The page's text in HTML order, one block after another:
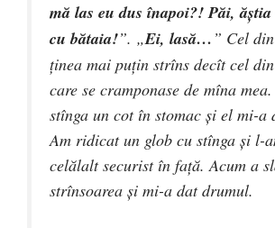
mă las eu dus înapoi?! Păi,
cu bătaia!”. „Ei, lasă… ” Cel
ţinea mai puţin strîns decît cel
care se cramponase de mîna
stînga un cot în stomac şi el mi-a
Am ridicat un glob cu stînga şi l-
celălalt securist în faţă. Acum a
strînsoarea şi mi-a dat drumul.